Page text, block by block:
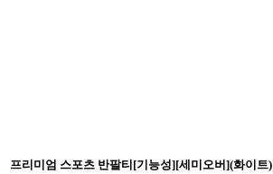
프리미엄 스포츠 반팔티[기능성][세미오버](화이트)